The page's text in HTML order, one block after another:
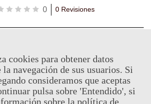
0 0 Revisiones
cookies para obtener datos
navegación de sus usuarios. Si
consideramos que aceptas
pulsa sobre 'Entendido', si
sobre la política de